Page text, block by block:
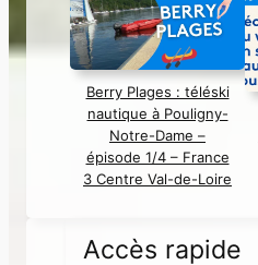
Berry Plages : téléski
nautique à Pouligny-
Notre-Dame –
épisode 1/4 – France
3 Centre Val-de-Loire
Accès rapide